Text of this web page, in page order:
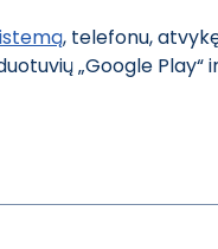
, telefonu,
„Google Play“